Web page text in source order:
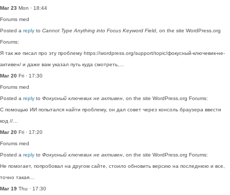
Mar 23 Mon · 18:44
Forums med
Posted a reply to Cannot Type Anything into Focus Keyword Field , on the site WordPress.org
Forums:
Я так же писал про эту проблему https://wordpress.org/support/topic/фокусный-ключевик-не-
активен/ и даже вам указал путь куда смотреть,…
Mar 20 Fri · 17:30
Forums med
Posted a reply to Фокусный ключевик не активен , on the site WordPress.org Forums:
С помощью ИИ попытался найти проблему, он дал совет через консоль браузера ввести
код //…
Mar 20 Fri · 17:20
Forums med
Posted a reply to Фокусный ключевик не активен , on the site WordPress.org Forums:
Не помогает, попробовал на другом сайте, стоило обновить версию на последнюю и все,
точно такая…
Mar 19 Thu · 17:30